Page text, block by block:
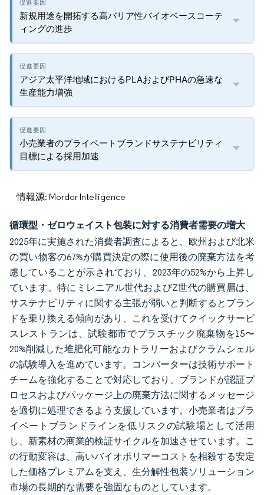
新規用途を開拓する高バリア性バイオベースコーテ
ィングの進歩
アジア太平洋地域におけるPLAおよびPHAの急速な
生産能力増強
小売業者のプライベートブランドサステナビリティ
目標による採用加速
情報源: Mordor Intelligence
循環型・ゼロウェイスト包装に対する消費者需要の増大
2025年に実施された消費者調査によると、欧州および北米
の買い物客の67%が購買決定の際に使用後の廃棄方法を考
慮していることが示されており、2023年の52%から上昇し
ています。特にミレニアル世代およびZ世代の購買層は、
サステナビリティに関する主張が弱いと判断するとブラン
ドを乗り換える傾向があり、これを受けてクイックサービ
スレストランは、試験都市でプラスチック廃棄物を15〜
20%削減した堆肥化可能なカトラリーおよびクラムシェル
の試験導入を進めています。コンバーターは技術サポート
チームを強化することで対応しており、ブランドが認証プ
ロセスおよびパッケージ上の廃棄方法に関するメッセージ
を適切に処理できるよう支援しています。小売業者はプラ
イベートブランドラインを低リスクの試験場として活用
し、新素材の商業的検証サイクルを加速させています。こ
の行動変容は、高いバイオポリマーコストを相殺する安定
した価格プレミアムを支え、生分解性包装ソリューション
市場の長期的な需要を強固なものとしています。